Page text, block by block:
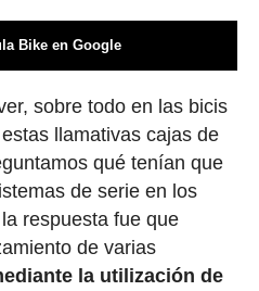
Bike en Google
sobre todo en las bicis
llamativas cajas de
qué tenían que
de serie en los
respuesta fue que
de varias
la utilización de